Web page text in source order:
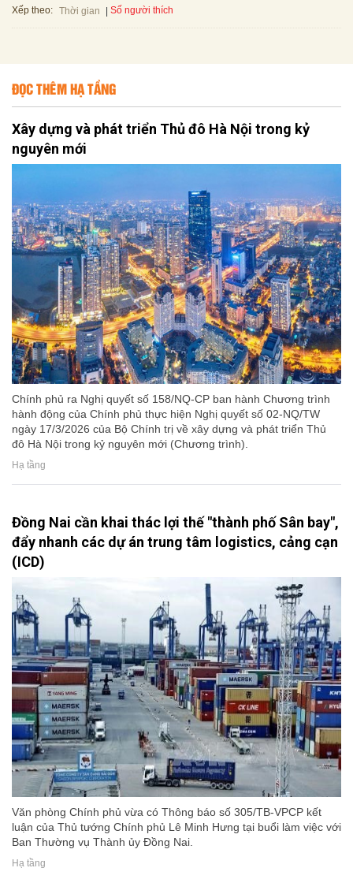
Xếp theo: Thời gian Số người thích
ĐỌC THÊM HẠ TẦNG
Xây dựng và phát triển Thủ đô Hà Nội trong kỷ
nguyên mới
Chính phủ ra Nghị quyết số 158/NQ-CP ban hành Chương trình
hành động của Chính phủ thực hiện Nghị quyết số 02-NQ/TW
ngày 17/3/2026 của Bộ Chính trị về xây dựng và phát triển Thủ
đô Hà Nội trong kỷ nguyên mới (Chương trình).
Hạ tầng
Đồng Nai cần khai thác lợi thế "thành phố Sân bay",
đẩy nhanh các dự án trung tâm logistics, cảng cạn
(ICD)
Văn phòng Chính phủ vừa có Thông báo số 305/TB-VPCP kết
luận của Thủ tướng Chính phủ Lê Minh Hưng tại buổi làm việc với
Ban Thường vụ Thành ủy Đồng Nai.
Hạ tầng